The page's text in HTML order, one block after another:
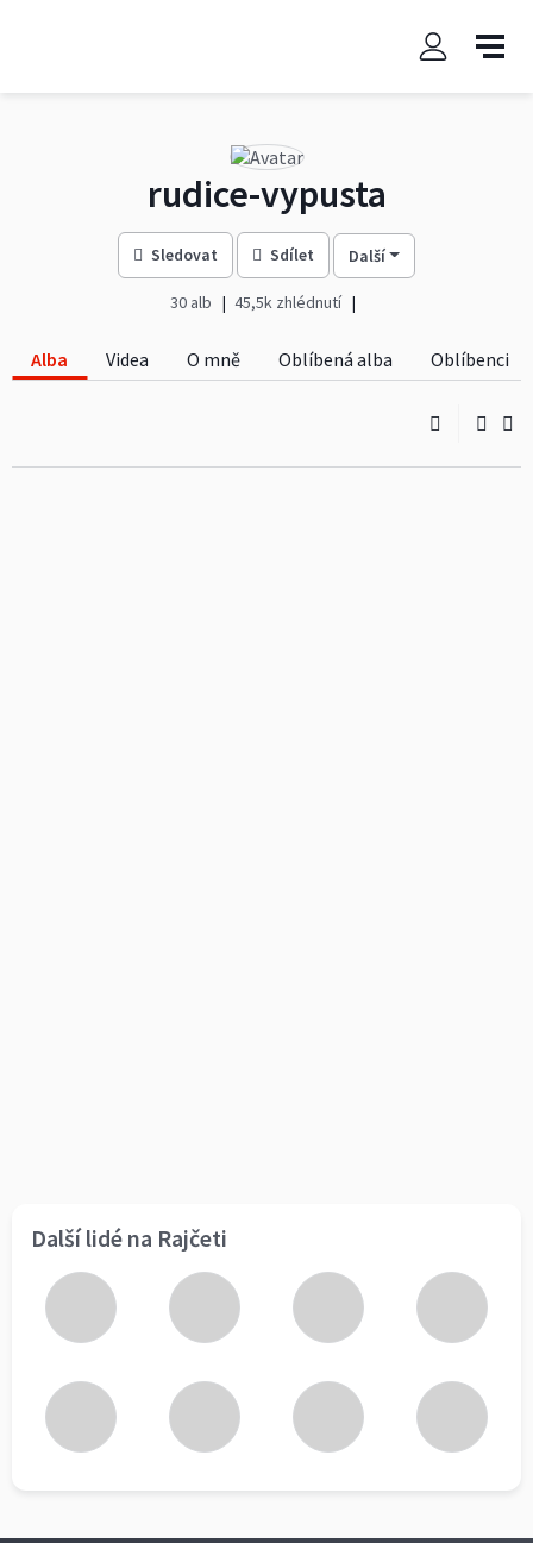
rudice-vypusta
Sledovat Sdílet Další
30 alb 45,5k zhlédnutí
Alba Videa O mně Oblíbená alba Oblíbenci
Další lidé na Rajčeti